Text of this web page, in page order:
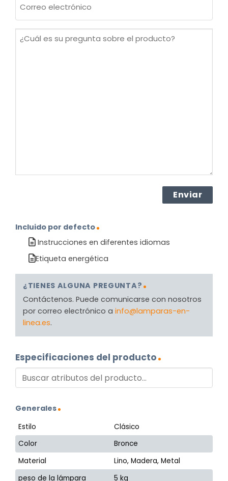
electrónico
¿Cuál
Incluido por defecto
Instrucciones en diferentes idiomas
Etiqueta energética
¿TIENES ALGUNA PREGUNTA?
Contáctenos. Puede comunicarse con nosotros
por correo electrónico a info@lamparas-en-
linea.es.
Especificaciones del producto
Generales
Estilo
Clásico
Color
Bronce
Material
Lino, Madera, Metal
peso de la lámpara
5 kg